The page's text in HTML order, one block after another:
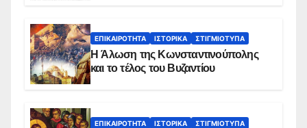
ΕΠΙΚΑΙΡΌΤΗΤΑ ΙΣΤΟΡΙΚΆ ΣΤΙΓΜΙΌΤΥΠΑ
Η Άλωση της Κωνσταντινούπολης
και το τέλος του Βυζαντίου
ΕΠΙΚΑΙΡΌΤΗΤΑ ΙΣΤΟΡΙΚΆ ΣΤΙΓΜΙΌΤΥΠΑ